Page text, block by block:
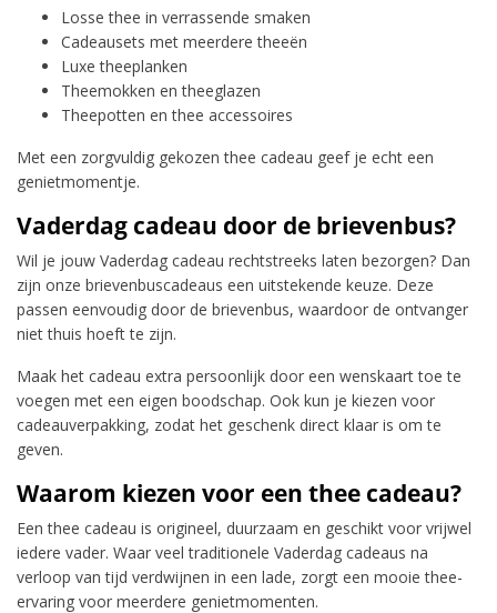
Losse thee in verrassende smaken
Cadeausets met meerdere theeën
Luxe theeplanken
Theemokken en theeglazen
Theepotten en thee accessoires
Met een zorgvuldig gekozen thee cadeau geef je echt een
genietmomentje.
Vaderdag cadeau door de brievenbus?
Wil je jouw Vaderdag cadeau rechtstreeks laten bezorgen? Dan
zijn onze brievenbuscadeaus een uitstekende keuze. Deze
passen eenvoudig door de brievenbus, waardoor de ontvanger
niet thuis hoeft te zijn.
Maak het cadeau extra persoonlijk door een wenskaart toe te
voegen met een eigen boodschap. Ook kun je kiezen voor
cadeauverpakking, zodat het geschenk direct klaar is om te
geven.
Waarom kiezen voor een thee cadeau?
Een thee cadeau is origineel, duurzaam en geschikt voor vrijwel
iedere vader. Waar veel traditionele Vaderdag cadeaus na
verloop van tijd verdwijnen in een lade, zorgt een mooie thee-
ervaring voor meerdere genietmomenten.